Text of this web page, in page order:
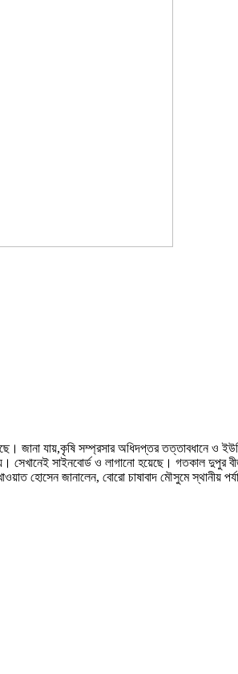
যায়,কৃষি সম্প্রসার অধিদপ্তর তত্তাবধানে ও
সেখানেই সাইনবোর্ড ও লাগানো হয়েছে। গতকাল দুপুর
হোসেন জানালেন, বোরো চাষাবাদ মৌসুমে স্থানীয়